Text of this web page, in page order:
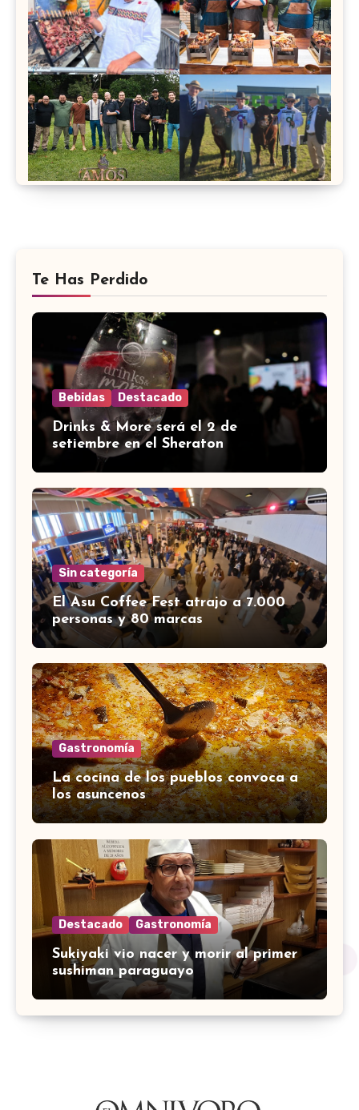
Te Has Perdido
Bebidas Destacado
Drinks & More será el 2 de
setiembre en el Sheraton
Sin categoría
El Asu Coffee Fest atrajo a 7.000
personas y 80 marcas
Gastronomía
La cocina de los pueblos convoca a
los asuncenos
Destacado Gastronomía
Sukiyaki vio nacer y morir al primer
sushiman paraguayo